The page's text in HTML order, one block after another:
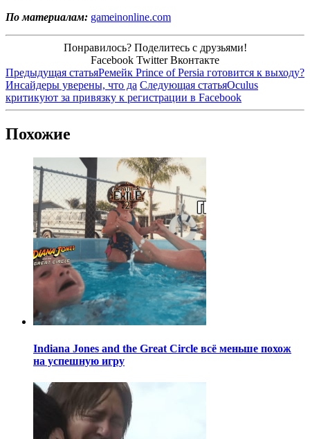
По материалам: gameinonline.com
Понравилось? Поделитесь с друзьями!
Facebook Twitter Вконтакте
Предыдущая статьяРемейк Prince of Persia готовится к выходу?
Инсайдеры уверены, что да Следующая статьяOculus
критикуют за привязку к регистрации в Facebook
Похожие
Indiana Jones and the Great Circle всё меньше похож
на успешную игру